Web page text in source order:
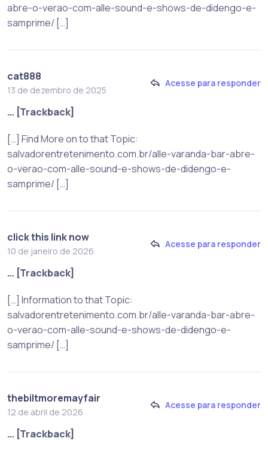
abre-o-verao-com-alle-sound-e-shows-de-didengo-e-
samprime/ […]
cat888
13 de dezembro de 2025
Acesse para responder
… [Trackback]
[…] Find More on to that Topic:
salvadorentretenimento.com.br/alle-varanda-bar-abre-
o-verao-com-alle-sound-e-shows-de-didengo-e-
samprime/ […]
click this link now
10 de janeiro de 2026
Acesse para responder
… [Trackback]
[…] Information to that Topic:
salvadorentretenimento.com.br/alle-varanda-bar-abre-
o-verao-com-alle-sound-e-shows-de-didengo-e-
samprime/ […]
thebiltmoremayfair
12 de abril de 2026
Acesse para responder
… [Trackback]